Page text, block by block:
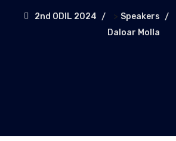
2nd ODIL 2024 > Speakers
Daloar Molla